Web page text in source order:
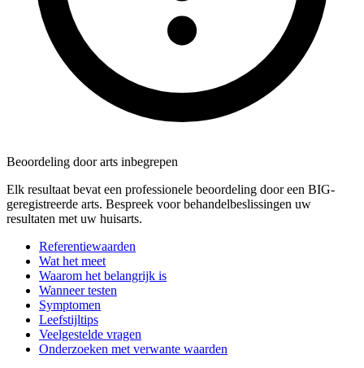
Beoordeling door arts inbegrepen
Elk resultaat bevat een professionele beoordeling door een BIG-
geregistreerde arts. Bespreek voor behandelbeslissingen uw
resultaten met uw huisarts.
Referentiewaarden
Wat het meet
Waarom het belangrijk is
Wanneer testen
Symptomen
Leefstijltips
Veelgestelde vragen
Onderzoeken met verwante waarden